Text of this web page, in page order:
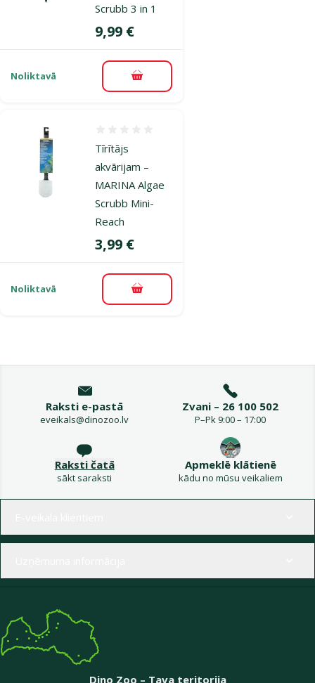
Scrubb 3 in 1
Cena
9,99 €
Noliktavā Pievienot grozam
Tīrītājs
akvārijam –
MARINA Algae
Scrubb Mini-
Reach
Cena
3,99 €
Noliktavā Pievienot grozam
Raksti e-pastā
eveikals@dinozoo.lv
Zvani – 26 100 502
P–Pk 9:00 – 17:00
Raksti čatā
sākt saraksti
Apmeklē klātienē
kādu no mūsu veikaliem
Dino Zoo – Tava teritorija